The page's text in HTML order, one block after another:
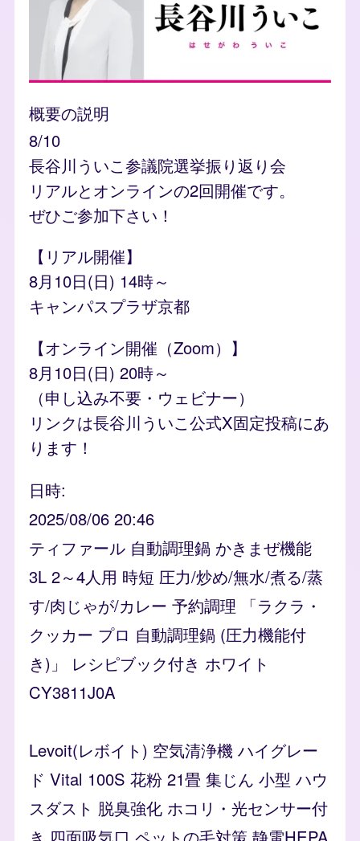
概要の説明
8/10
長谷川ういこ参議院選挙振り返り会
リアルとオンラインの2回開催です。
ぜひご参加下さい！
【リアル開催】
8月10日(日) 14時～
キャンパスプラザ京都
【オンライン開催（Zoom）】
8月10日(日) 20時～
（申し込み不要・ウェビナー）
リンクは長谷川ういこ公式X固定投稿にあ
ります！
日時
2025/08/06 20:46
ティファール 自動調理鍋 かきまぜ機能
3L 2～4人用 時短 圧力/炒め/無水/煮る/蒸
す/肉じゃが/カレー 予約調理 「ラクラ・
クッカー プロ 自動調理鍋 (圧力機能付
き)」 レシピブック付き ホワイト
CY3811J0A
Levoit(レボイト) 空気清浄機 ハイグレー
ド Vital 100S 花粉 21畳 集じん 小型 ハウ
スダスト 脱臭強化 ホコリ・光センサー付